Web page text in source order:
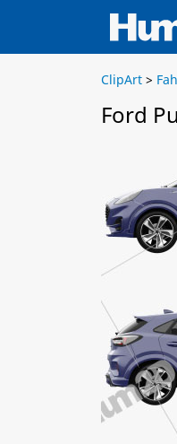
ClipArt >
Ford